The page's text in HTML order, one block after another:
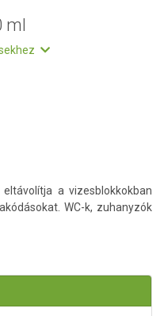
ml
a vizesblokkokban
WC-k, zuhanyzók